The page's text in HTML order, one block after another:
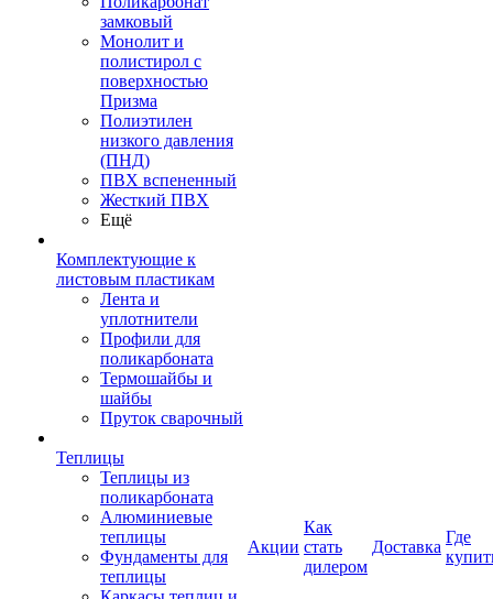
замковый
Монолит и
полистирол с
поверхностью
Призма
Полиэтилен
низкого давления
(ПНД)
ПВХ вспененный
Жесткий ПВХ
Ещё
Комплектующие к
листовым пластикам
Лента и
уплотнители
Профили для
поликарбоната
Термошайбы и
шайбы
Пруток сварочный
Теплицы
Теплицы из
поликарбоната
Алюминиевые
теплицы
Фундаменты для
теплицы
Акции
Как
стать
дилером
Доставка
Где